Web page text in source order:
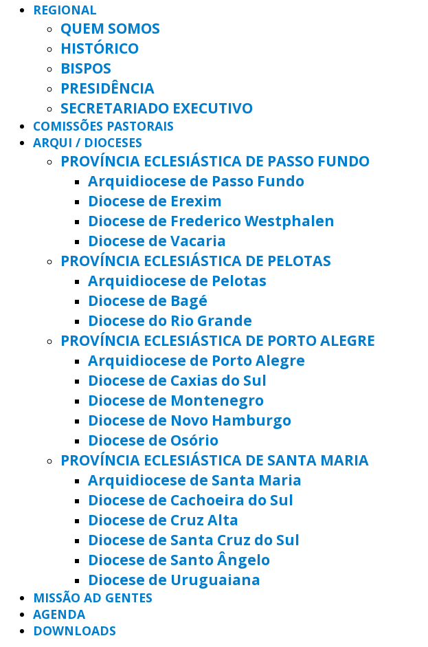
REGIONAL
QUEM SOMOS
HISTÓRICO
BISPOS
PRESIDÊNCIA
SECRETARIADO EXECUTIVO
COMISSÕES PASTORAIS
ARQUI / DIOCESES
PROVÍNCIA ECLESIÁSTICA DE PASSO FUNDO
Arquidiocese de Passo Fundo
Diocese de Erexim
Diocese de Frederico Westphalen
Diocese de Vacaria
PROVÍNCIA ECLESIÁSTICA DE PELOTAS
Arquidiocese de Pelotas
Diocese de Bagé
Diocese do Rio Grande
PROVÍNCIA ECLESIÁSTICA DE PORTO ALEGRE
Arquidiocese de Porto Alegre
Diocese de Caxias do Sul
Diocese de Montenegro
Diocese de Novo Hamburgo
Diocese de Osório
PROVÍNCIA ECLESIÁSTICA DE SANTA MARIA
Arquidiocese de Santa Maria
Diocese de Cachoeira do Sul
Diocese de Cruz Alta
Diocese de Santa Cruz do Sul
Diocese de Santo Ângelo
Diocese de Uruguaiana
MISSÃO AD GENTES
AGENDA
DOWNLOADS